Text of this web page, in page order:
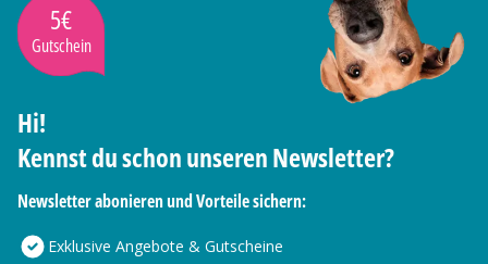
5€
Gutschein
Hi!
Kennst du schon unseren Newsletter?
Newsletter abonieren und Vorteile sichern:
Exklusive Angebote & Gutscheine